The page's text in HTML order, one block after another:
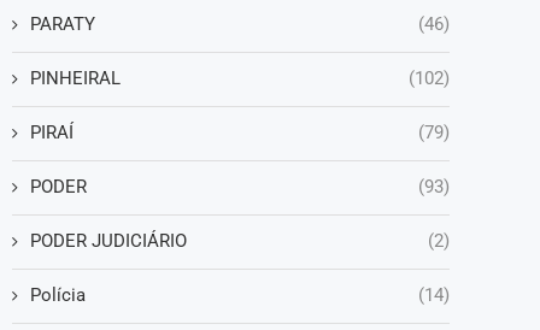
PARATY (46)
PINHEIRAL (102)
PIRAÍ (79)
PODER (93)
PODER JUDICIÁRIO (2)
Polícia (14)